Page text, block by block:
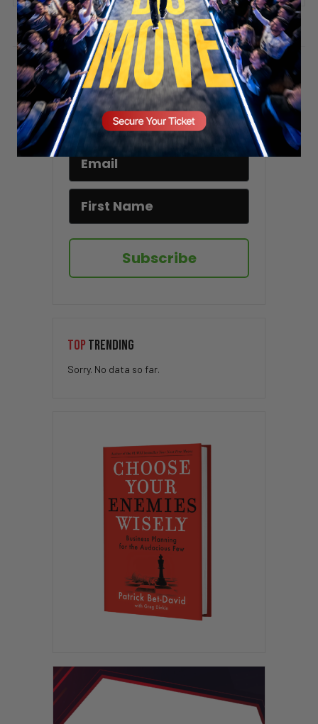
Stay updated!
Sign up here to receive VT's daily
newsletter in your email inbox.
Subscribe
TOP TRENDING
Sorry. No data so far.